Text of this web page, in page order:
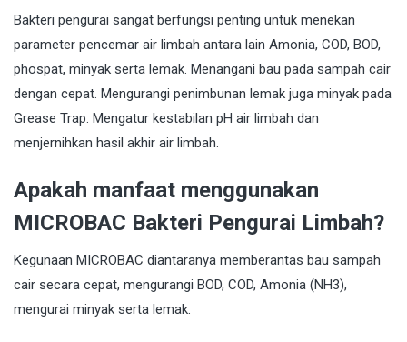
Bakteri pengurai sangat berfungsi penting untuk menekan
parameter pencemar air limbah antara lain Amonia, COD, BOD,
phospat, minyak serta lemak. Menangani bau pada sampah cair
dengan cepat. Mengurangi penimbunan lemak juga minyak pada
Grease Trap. Mengatur kestabilan pH air limbah dan
menjernihkan hasil akhir air limbah.
Apakah manfaat menggunakan
MICROBAC Bakteri Pengurai Limbah?
Kegunaan MICROBAC diantaranya memberantas bau sampah
cair secara cepat, mengurangi BOD, COD, Amonia (NH3),
mengurai minyak serta lemak.